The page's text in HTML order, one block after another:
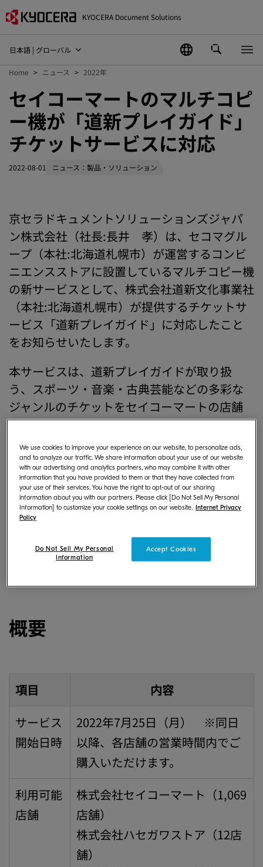
KYOCERA Document Solutions
日本語 | グローバル
Home ニュース 2022年
セイコーマートのマルチコピ
ー機が「道新プレイガイド」
チケットサービスに対応
2022-08-01 ニュース：製品・ソリューション
京セラドキュメントソリューションズジャパ
ン株式会社（社長:長井 孝）は、セコマグル
ープ（本社:北海道札幌市）が運営するコンビ
ニエンスストアに設置しているマルチコピー機
の新サービスとして、株式会社道新文化事業社
（本社:北海道札幌市）が提供するチケットサ
ービス「道新プレイガイド」に対応したこと
をお知らせいたします。
本サービスは、道新プレイガイドが取り扱
う、スポーツ・音楽・古典芸能などの多彩な
ジャンルのチケットをセイコーマートの店舗
でお申し込み、お受け取りができるサービス
です。ますます便利になったセイコーマートの
マルチコピー機を、ぜひご利用ください。
概要
項目
内容
サービス
開始日時
2022年7月25日（月） ※同日
以降、各店舗の営業時間内でご
購入いただけます。
利用可能
店舗
株式会社セイコーマート（1,069
店舗）
株式会社ハセガワストア（12店
舗）
We use cookies to improve your experience on our website, to personalize ads,
and to analyze our traffic. We share information about your use of our website
with our advertising and analytics partners, who may combine it with other
information that you have provided to them or that they have collected from
your use of their services. You have the right to opt-out of our sharing
information about you with our partners. Please click [Do Not Sell My Personal
Information] to customize your cookie settings on our website.
Internet Privacy
Policy
Accept Cookies
Do Not Sell My Personal
Information